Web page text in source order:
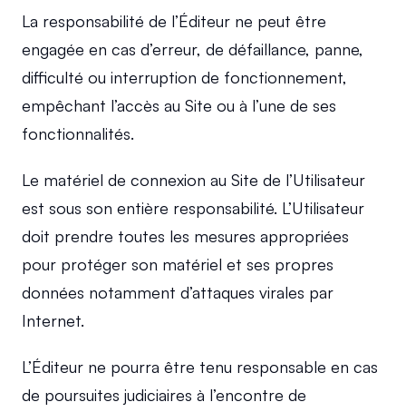
La responsabilité de l’Éditeur ne peut être
engagée en cas d’erreur, de défaillance, panne,
difficulté ou interruption de fonctionnement,
empêchant l’accès au Site ou à l’une de ses
fonctionnalités.
Le matériel de connexion au Site de l’Utilisateur
est sous son entière responsabilité. L’Utilisateur
doit prendre toutes les mesures appropriées
pour protéger son matériel et ses propres
données notamment d’attaques virales par
Internet.
L’Éditeur ne pourra être tenu responsable en cas
de poursuites judiciaires à l’encontre de